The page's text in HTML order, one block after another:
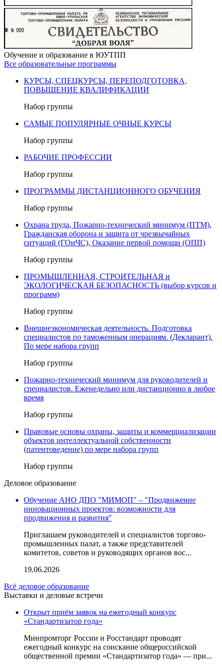
Обучение и образование в ЮУТПП
Все образовательные программы
КУРСЫ, СПЕЦКУРСЫ, ПЕРЕПОДГОТОВКА,
ПОВЫШЕНИЕ КВАЛИФИКАЦИИ
Набор группы
САМЫЕ ПОПУЛЯРНЫЕ ОЧНЫЕ КУРСЫ
Набор группы
РАБОЧИЕ ПРОФЕССИИ
Набор группы
ПРОГРАММЫ ДИСТАНЦИОННОГО ОБУЧЕНИЯ
Набор группы
Охрана труда, Пожарно-технический минимум (ПТМ),
Гражданская оборона и защита от чрезвычайных
ситуаций (ГОиЧС), Оказание первой помощи (ОПП)
Набор группы
ПРОМЫШЛЕННАЯ, СТРОИТЕЛЬНАЯ и
ЭКОЛОГИЧЕСКАЯ БЕЗОПАСНОСТЬ (выбор курсов и
программ)
Набор группы
Внешнеэкономическая деятельность. Подготовка
специалистов по таможенным операциям. (Декларант).
По мере набора групп
Набор группы
Пожарно-технический минимум для руководителей и
специалистов. Еженедельно или дистанционно в любое
время
Набор группы
Правовые основы охраны, защиты и коммерциализации
объектов интеллектуальной собственности
(патентоведение) по мере набора групп
Набор группы
Деловое образование
Обучение АНО ДПО "МИМОП" – "Продвижение
инновационных проектов: возможности для
продвижения и развития"
Приглашаем руководителей и специалистов торгово-
промышленных палат, а также представителей
комитетов, советов и руководящих органов вос...
19.06.2026
Всё деловое образование
Выставки и деловые встречи
Открыт приём заявок на ежегодный конкурс
«Стандартизатор года»
Минпромторг России и Росстандарт проводят
ежегодный конкурс на соискание общероссийской
общественной премии «Стандартизатор года» — при...